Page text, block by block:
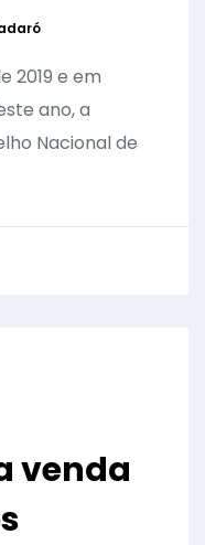
2019 e em
ano, a
Nacional de
venda